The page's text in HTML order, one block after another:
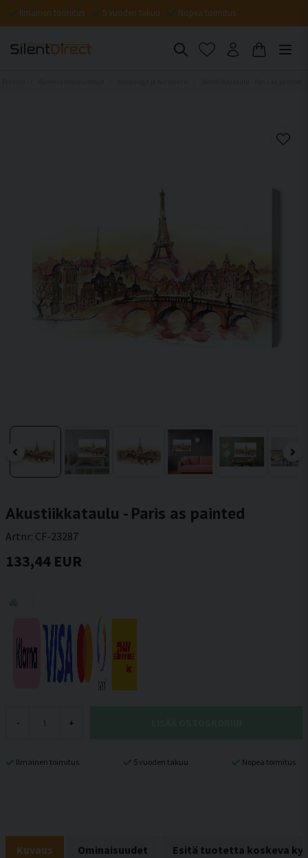
Ilmainen toimitus 5 vuoden takuu Nopea toimitus
Akustiikkataulu - Paris as painted
Artnr: CF-23287
133,44 EUR
- +
Ilmainen toimitus 5 vuoden takuu Nopea toimitus
Kuvaus Ominaisuudet Esitä tuotetta koskeva